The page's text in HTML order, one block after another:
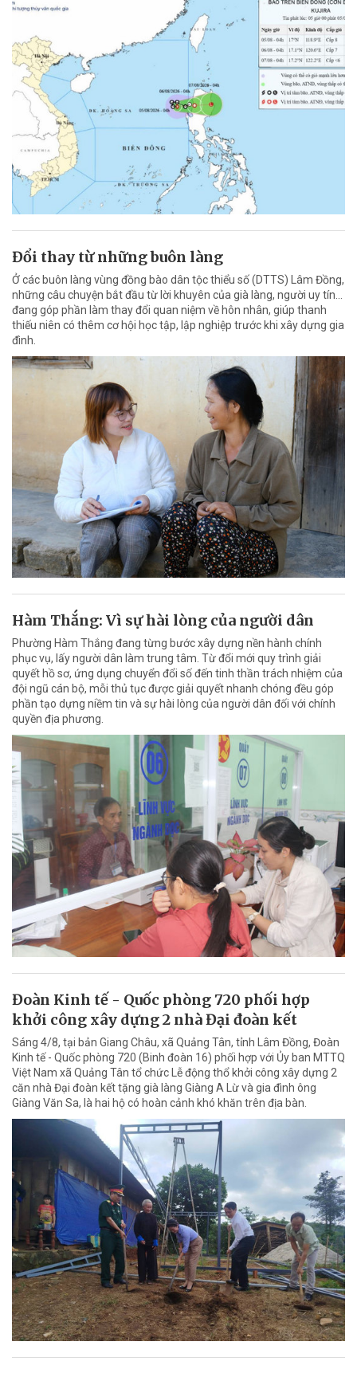
Đổi thay từ những buôn làng
Ở các buôn làng vùng đồng bào dân tộc thiểu số (DTTS) Lâm Đồng,
những câu chuyện bắt đầu từ lời khuyên của già làng, người uy tín…
đang góp phần làm thay đổi quan niệm về hôn nhân, giúp thanh
thiếu niên có thêm cơ hội học tập, lập nghiệp trước khi xây dựng gia
đình.
Hàm Thắng: Vì sự hài lòng của người dân
Phường Hàm Thắng đang từng bước xây dựng nền hành chính
phục vụ, lấy người dân làm trung tâm. Từ đổi mới quy trình giải
quyết hồ sơ, ứng dụng chuyển đổi số đến tinh thần trách nhiệm của
đội ngũ cán bộ, mỗi thủ tục được giải quyết nhanh chóng đều góp
phần tạo dựng niềm tin và sự hài lòng của người dân đối với chính
quyền địa phương.
Đoàn Kinh tế - Quốc phòng 720 phối hợp
khởi công xây dựng 2 nhà Đại đoàn kết
Sáng 4/8, tại bản Giang Châu, xã Quảng Tân, tỉnh Lâm Đồng, Đoàn
Kinh tế - Quốc phòng 720 (Binh đoàn 16) phối hợp với Ủy ban MTTQ
Việt Nam xã Quảng Tân tổ chức Lễ động thổ khởi công xây dựng 2
căn nhà Đại đoàn kết tặng già làng Giàng A Lừ và gia đình ông
Giàng Văn Sa, là hai hộ có hoàn cảnh khó khăn trên địa bàn.